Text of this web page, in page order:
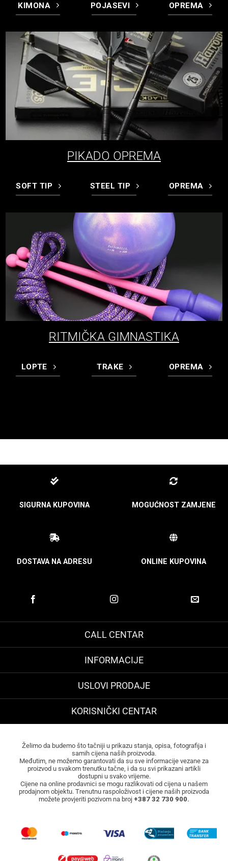
KIMONA POJASEVI OPREMA
PIKADO OPREMA
SOFT TIP STEEL TIP OPREMA
RITMIČKA GIMNASTIKA
LOPTE TRAKE OPREMA
SIGURNA KUPOVINA MOGUĆNOST ZAMJENE
DOSTAVA NA ADRESU ONLINE KUPOVINA
CALL CENTAR
INFORMACIJE
USLOVI PRODAJE
KORISNIČKI CENTAR
Želimo da budemo što tačniji u prikazu stanja, opisa, fotografija i
samih cijena naših proizvoda.
Međutim, ne možemo garantovati da su sve informacije vezane za
proizvod u svakom trenutku tačne, i da su svi prikazani artikli
dostupni u svako vrijeme.
Cijene na online prodavnici se mogu razlikovati od cijena u našem
prodajnom objektu. Trenutnu raspoloživost i cijene naših proizvoda
možete provjeriti pozivom na broj +387 32 730 900.